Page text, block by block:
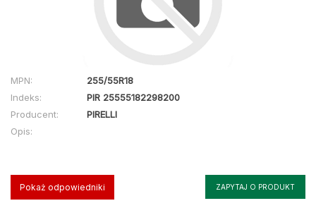
MPN:
255/55R18
Indeks:
PIR 25555182298200
Producent:
PIRELLI
Opis:
Pokaż odpowiedniki ZAPYTAJ O PRODUKT